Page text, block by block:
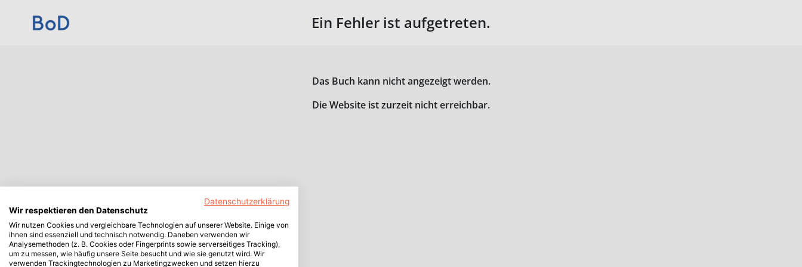
Ein Fehler ist aufgetreten.
Das Buch kann nicht angezeigt werden.
Die Website ist zurzeit nicht erreichbar.
Datenschutzerklärung
Wir respektieren den Datenschutz
Wir nutzen Cookies und vergleichbare Technologien auf unserer Website. Einige von
ihnen sind essenziell und technisch notwendig. Daneben verwenden wir
Analysemethoden (z. B. Cookies oder Fingerprints sowie serverseitiges Tracking),
um zu messen, wie häufig unsere Seite besucht und wie sie genutzt wird. Wir
verwenden Trackingtechnologien zu Marketingzwecken und setzen hierzu